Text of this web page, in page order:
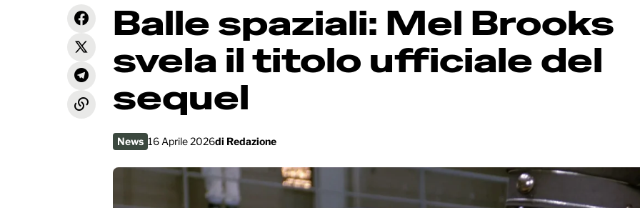
Balle spaziali: Mel Brooks
svela il titolo ufficiale del
sequel
News 16 Aprile 2026di Redazione